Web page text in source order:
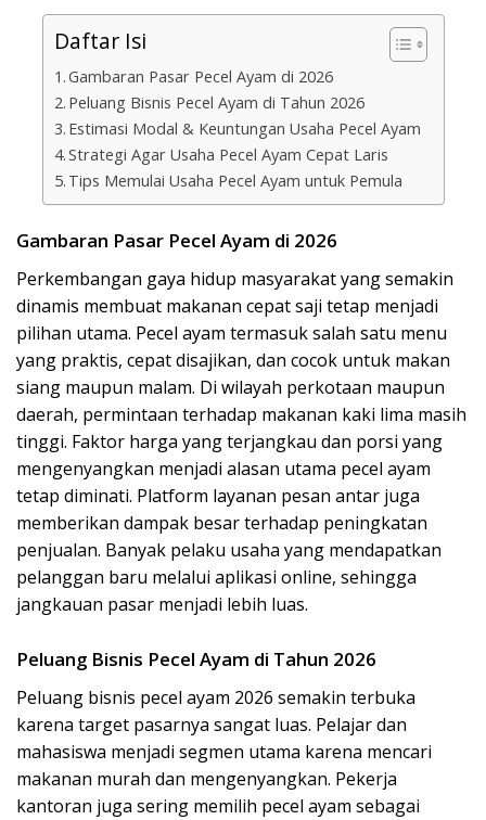
Daftar Isi
Gambaran Pasar Pecel Ayam di 2026
Peluang Bisnis Pecel Ayam di Tahun 2026
Estimasi Modal & Keuntungan Usaha Pecel Ayam
Strategi Agar Usaha Pecel Ayam Cepat Laris
Tips Memulai Usaha Pecel Ayam untuk Pemula
Gambaran Pasar Pecel Ayam di 2026
Perkembangan gaya hidup masyarakat yang semakin
dinamis membuat makanan cepat saji tetap menjadi
pilihan utama. Pecel ayam termasuk salah satu menu
yang praktis, cepat disajikan, dan cocok untuk makan
siang maupun malam. Di wilayah perkotaan maupun
daerah, permintaan terhadap makanan kaki lima masih
tinggi. Faktor harga yang terjangkau dan porsi yang
mengenyangkan menjadi alasan utama pecel ayam
tetap diminati. Platform layanan pesan antar juga
memberikan dampak besar terhadap peningkatan
penjualan. Banyak pelaku usaha yang mendapatkan
pelanggan baru melalui aplikasi online, sehingga
jangkauan pasar menjadi lebih luas.
Peluang Bisnis Pecel Ayam di Tahun 2026
Peluang bisnis pecel ayam 2026 semakin terbuka
karena target pasarnya sangat luas. Pelajar dan
mahasiswa menjadi segmen utama karena mencari
makanan murah dan mengenyangkan. Pekerja
kantoran juga sering memilih pecel ayam sebagai